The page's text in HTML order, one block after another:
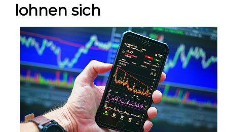
lohnen sich